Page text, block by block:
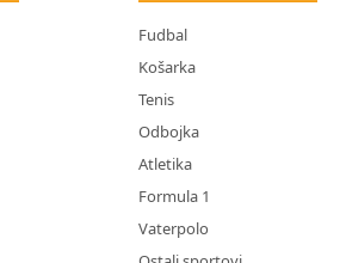
Fudbal
Košarka
Tenis
Odbojka
Atletika
Formula 1
Vaterpolo